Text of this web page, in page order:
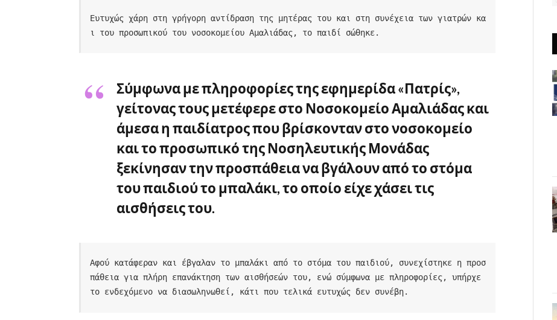
Ευτυχώς χάρη στη γρήγορη αντίδραση της μητέρας του και στη συνέχεια των γιατρών κα
ι του προσωπικού του νοσοκομείου Αμαλιάδας, το παιδί σώθηκε.
Σύμφωνα με πληροφορίες της εφημερίδα «Πατρίς»,
γείτονας τους μετέφερε στο Νοσοκομείο Αμαλιάδας και
άμεσα η παιδίατρος που βρίσκονταν στο νοσοκομείο
και το προσωπικό της Νοσηλευτικής Μονάδας
ξεκίνησαν την προσπάθεια να βγάλουν από το στόμα
του παιδιού το μπαλάκι, το οποίο είχε χάσει τις
αισθήσεις του.
Αφού κατάφεραν και έβγαλαν το μπαλάκι από το στόμα του παιδιού, συνεχίστηκε η προσ
πάθεια για πλήρη επανάκτηση των αισθήσεών του, ενώ σύμφωνα με πληροφορίες, υπήρχε
το ενδεχόμενο να διασωληνωθεί, κάτι που τελικά ευτυχώς δεν συνέβη.